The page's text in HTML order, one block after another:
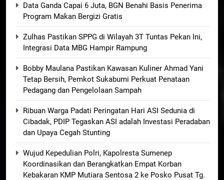
Data Ganda Capai 6 Juta, BGN Benahi Basis Penerima
Program Makan Bergizi Gratis
Zulhas Pastikan SPPG di Wilayah 3T Tuntas Pekan Ini,
Integrasi Data MBG Hampir Rampung
Bobby Maulana Pastikan Kawasan Kuliner Ahmad Yani
Tetap Bersih, Pemkot Sukabumi Perkuat Penataan
Pedagang dan Pengelolaan Sampah
Ribuan Warga Padati Peringatan Hari ASI Sedunia di
Cibadak, PDIP Tegaskan ASI adalah Investasi Peradaban
dan Upaya Cegah Stunting
Wujud Kepedulian Polri, Kapolresta Sumenep
Koordinasikan dan Berangkatkan Empat Korban
Kebakaran KMP Mutiara Sentosa 2 ke Posko Pusat Tg.